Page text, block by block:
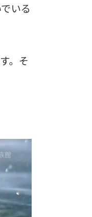
いる
。そ